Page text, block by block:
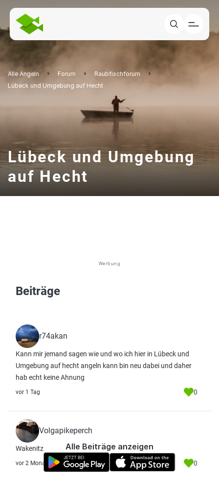
Alle Angeln Forum
Raubfischforum
Lübeck und Umgebung auf Hecht
Lübeck und Umgebung
auf Hecht
Werbung
Beiträge
r74akan
Kann mir jemand sagen wie und wo ich hier in Lübeck und
Umgebung auf hecht angeln kann bin neu dabei und daher
hab echt keine Ahnung
vor 1 Tag 0
Volgapikeperch
Wakenitz
vor 2 Monate 0
Alle Beiträge anzeigen